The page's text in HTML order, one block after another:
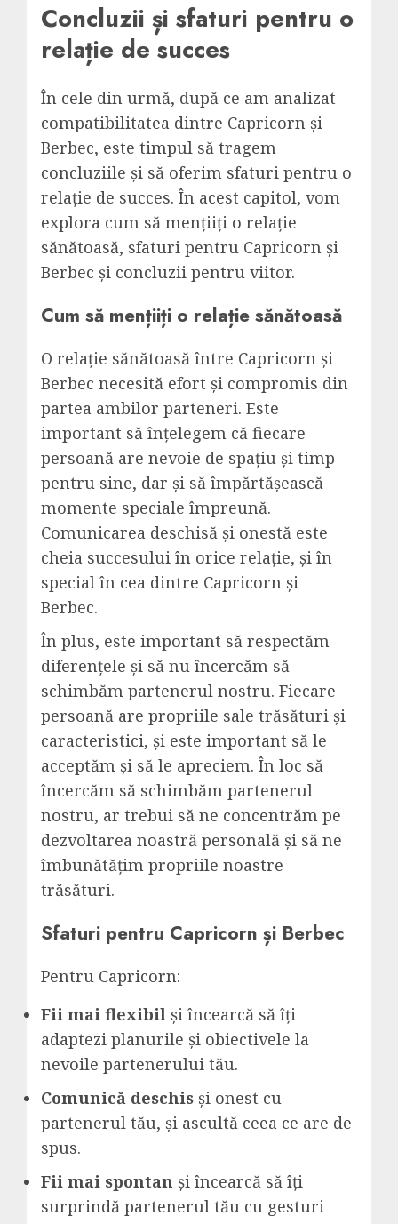
Concluzii și sfaturi pentru o
relație de succes
În cele din urmă, după ce am analizat
compatibilitatea dintre Capricorn și
Berbec, este timpul să tragem
concluziile și să oferim sfaturi pentru o
relație de succes. În acest capitol, vom
explora cum să mențiiți o relație
sănătoasă, sfaturi pentru Capricorn și
Berbec și concluzii pentru viitor.
Cum să mențiiți o relație sănătoasă
O relație sănătoasă între Capricorn și
Berbec necesită efort și compromis din
partea ambilor parteneri. Este
important să înțelegem că fiecare
persoană are nevoie de spațiu și timp
pentru sine, dar și să împărtășească
momente speciale împreună.
Comunicarea deschisă și onestă este
cheia succesului în orice relație, și în
special în cea dintre Capricorn și
Berbec.
În plus, este important să respectăm
diferențele și să nu încercăm să
schimbăm partenerul nostru. Fiecare
persoană are propriile sale trăsături și
caracteristici, și este important să le
acceptăm și să le apreciem. În loc să
încercăm să schimbăm partenerul
nostru, ar trebui să ne concentrăm pe
dezvoltarea noastră personală și să ne
îmbunătățim propriile noastre
trăsături.
Sfaturi pentru Capricorn și Berbec
Pentru Capricorn:
Fii mai flexibil și încearcă să îți
adaptezi planurile și obiectivele la
nevoile partenerului tău.
Comunică deschis și onest cu
partenerul tău, și ascultă ceea ce are de
spus.
Fii mai spontan și încearcă să îți
surprindă partenerul tău cu gesturi